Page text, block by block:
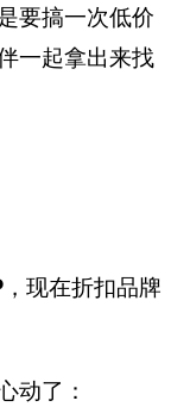
要搞一次低价
一起拿出来找
，现在折扣品牌
动了：